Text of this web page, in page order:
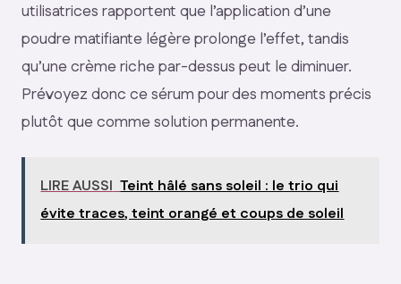
utilisatrices rapportent que l’application d’une
poudre matifiante légère prolonge l’effet, tandis
qu’une crème riche par-dessus peut le diminuer.
Prévoyez donc ce sérum pour des moments précis
plutôt que comme solution permanente.
LIRE AUSSI Teint hâlé sans soleil : le trio qui
évite traces, teint orangé et coups de soleil